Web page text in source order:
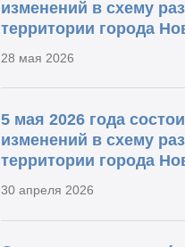
изменений в схему
территории города
28 мая 2026
5 мая 2026 года
изменений в схему
территории города
30 апреля 2026